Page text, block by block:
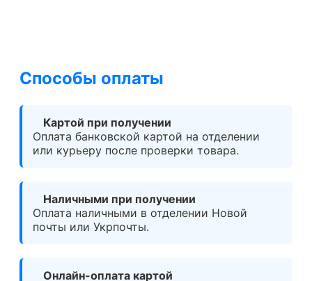
Способы оплаты
Картой при получении
Оплата банковской картой на отделении
или курьеру после проверки товара.
Наличными при получении
Оплата наличными в отделении Новой
почты или Укрпочты.
Онлайн-оплата картой